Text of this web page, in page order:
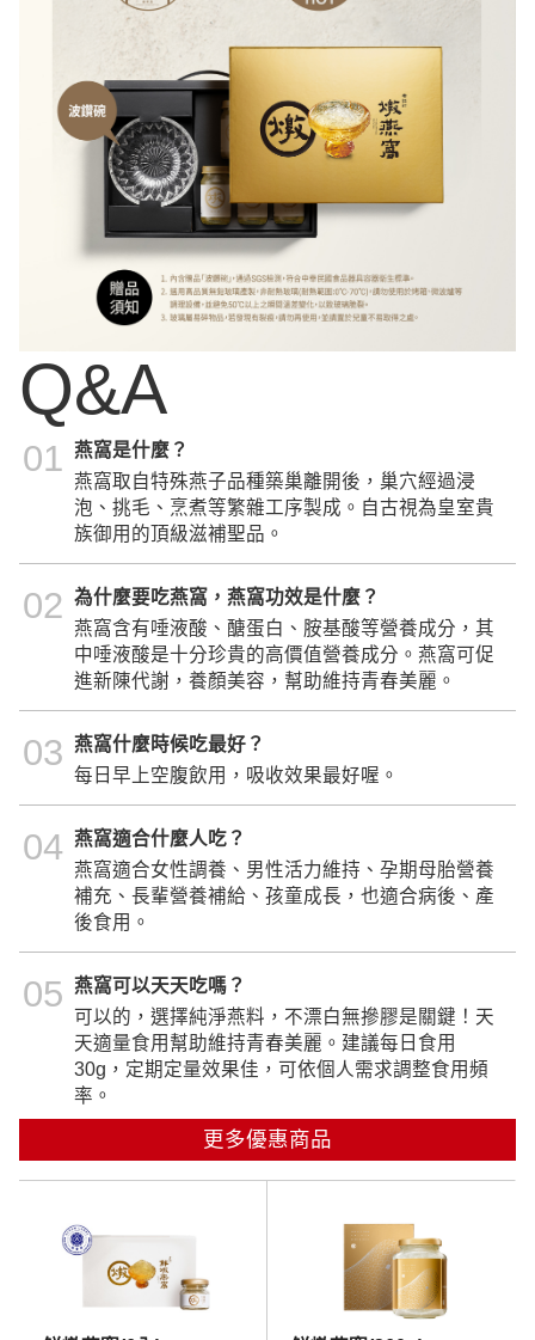
Q&A
01 燕窩是什麼？
燕窩取自特殊燕子品種築巢離開後，巢穴經過浸
泡、挑毛、烹煮等繁雜工序製成。自古視為皇室貴
族御用的頂級滋補聖品。
02 為什麼要吃燕窩，燕窩功效是什麼？
燕窩含有唾液酸、醣蛋白、胺基酸等營養成分，其
中唾液酸是十分珍貴的高價值營養成分。燕窩可促
進新陳代謝，養顏美容，幫助維持青春美麗。
03 燕窩什麼時候吃最好？
每日早上空腹飲用，吸收效果最好喔。
04 燕窩適合什麼人吃？
燕窩適合女性調養、男性活力維持、孕期母胎營養
補充、長輩營養補給、孩童成長，也適合病後、產
後食用。
05 燕窩可以天天吃嗎？
可以的，選擇純淨燕料，不漂白無摻膠是關鍵！天
天適量食用幫助維持青春美麗。建議每日食用
30g，定期定量效果佳，可依個人需求調整食用頻
率。
更多優惠商品